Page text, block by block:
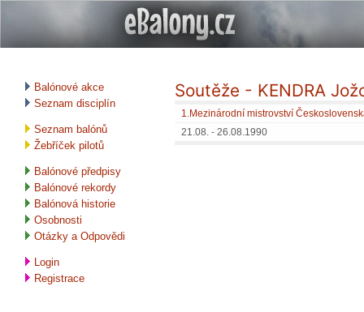
Balónové akce
Seznam disciplín
Seznam balónů
Žebříček pilotů
Balónové předpisy
Balónové rekordy
Balónová historie
Osobnosti
Otázky a Odpovědi
Login
Registrace
Soutěže - KENDRA
1.Mezinárodní mistrovství
21.08. - 26.08.1990